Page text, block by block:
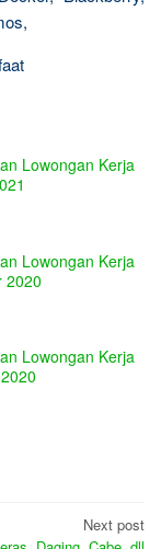
Lowongan Kerja
Lowongan Kerja
2020
Lowongan Kerja
Next post